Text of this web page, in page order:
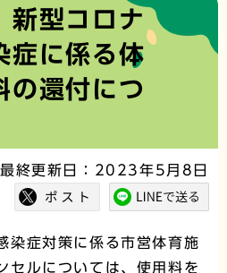
新型コロナ
症に係る体
の還付につ
最終更新日：2023年5月8日
染症対策に係る市営体育施
セルについては、使用料を